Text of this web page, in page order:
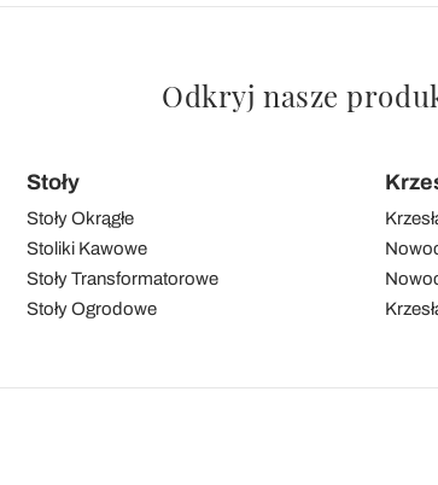
Odkryj nasze
Stoły
Stoły Okrągłe
Stoliki Kawowe
Stoły Transformatorowe
Stoły Ogrodowe